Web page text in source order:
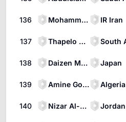
136 Mohammad Mohebbi IR Iran
137 Thapelo Maseko
138 Daizen Maeda Japan
139 Amine Gouiri Algeria
140 Nizar Al-Rashdan Jordan